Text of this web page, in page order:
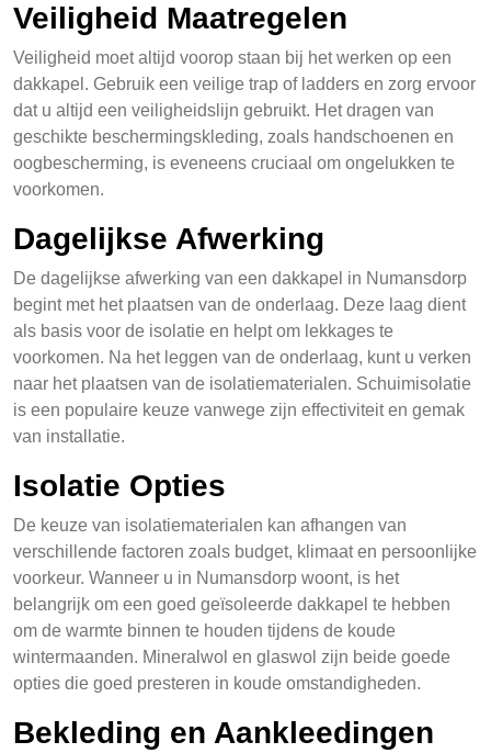
Veiligheid Maatregelen
Veiligheid moet altijd voorop staan bij het werken op een
dakkapel. Gebruik een veilige trap of ladders en zorg ervoor
dat u altijd een veiligheidslijn gebruikt. Het dragen van
geschikte beschermingskleding, zoals handschoenen en
oogbescherming, is eveneens cruciaal om ongelukken te
voorkomen.
Dagelijkse Afwerking
De dagelijkse afwerking van een dakkapel in Numansdorp
begint met het plaatsen van de onderlaag. Deze laag dient
als basis voor de isolatie en helpt om lekkages te
voorkomen. Na het leggen van de onderlaag, kunt u verken
naar het plaatsen van de isolatiematerialen. Schuimisolatie
is een populaire keuze vanwege zijn effectiviteit en gemak
van installatie.
Isolatie Opties
De keuze van isolatiematerialen kan afhangen van
verschillende factoren zoals budget, klimaat en persoonlijke
voorkeur. Wanneer u in Numansdorp woont, is het
belangrijk om een goed geïsoleerde dakkapel te hebben
om de warmte binnen te houden tijdens de koude
wintermaanden. Mineralwol en glaswol zijn beide goede
opties die goed presteren in koude omstandigheden.
Bekleding en Aankleedingen